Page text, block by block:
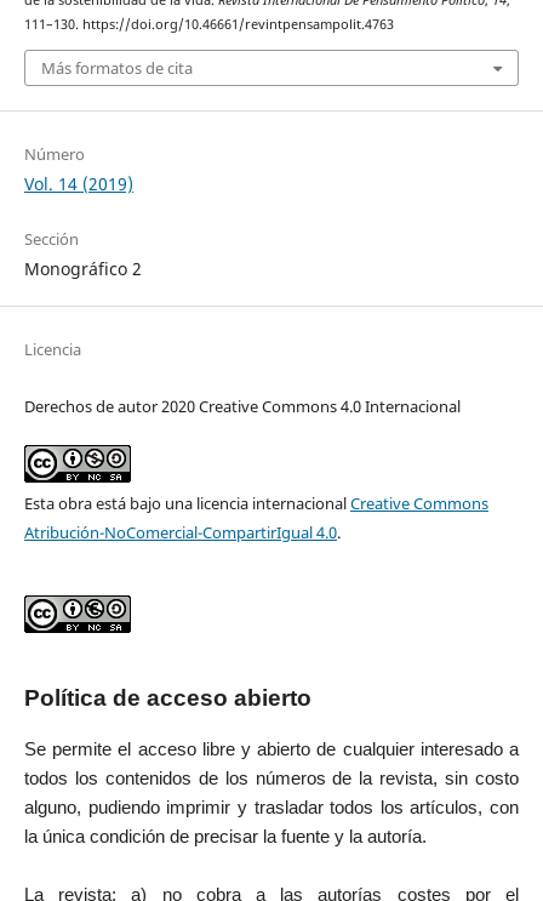
111–130. https://doi.org/10.46661/revintpensampolit.4763
Más formatos de cita
Número
Vol. 14 (2019)
Sección
Monográfico 2
Licencia
Derechos de autor 2020 Creative Commons 4.0 Internacional
Esta obra está bajo una licencia internacionalCreative Commons
Atribución-NoComercial-CompartirIgual 4.0.
Política de acceso abierto
Se permite el acceso libre y abierto de cualquier interesado a
todos los contenidos de los números de la revista, sin costo
alguno, pudiendo imprimir y trasladar todos los artículos, con
la única condición de precisar la fuente y la autoría.
La revista: a) no cobra a las autorías costes por el